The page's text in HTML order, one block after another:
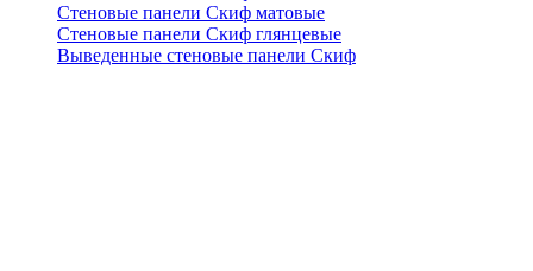
Стеновые панели Скиф матовые
Стеновые панели Скиф глянцевые
Выведенные стеновые панели Скиф